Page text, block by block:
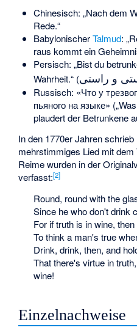
Chinesisch: „Nach dem
Rede.“
BabylonischerTalmud:
raus kommt ein
Persisch: „Bist du
Wahrheit.“ (و راستی
Russisch: «Что у
пьяного на языке»
plaudert der Betrunkene
In den 1770er Jahren schrieb
mehrstimmiges Lied mit dem
Reime wurden in der
verfasst:[2]
Round, round with the
Since he who don't drink
For if truth is in wine,
To think a man's true
Drink, drink, then, and
That there's virtue in
wine!
Einzelnachweise